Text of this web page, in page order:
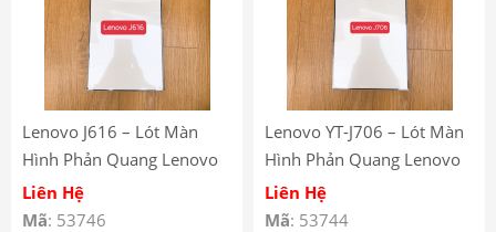
Lenovo J616 – Lót Màn
Hình Phản Quang Lenovo
Tab P11+ J616 – Lenovo
Tab P11 Plus J616
Liên Hệ
Mã: 53746
Lenovo YT-J706 – Lót Màn
Hình Phản Quang Lenovo
Yoga Tab 11 YT-J706 –
Lenovo Yoga Tab 11 YT-
Liên Hệ
Mã: 53744